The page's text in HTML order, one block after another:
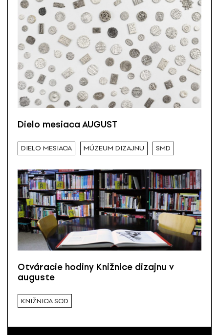
Dielo mesiaca AUGUST
DIELO MESIACA MÚZEUM DIZAJNU SMD
Otváracie hodiny Knižnice dizajnu v
auguste
KNIŽNICA SCD